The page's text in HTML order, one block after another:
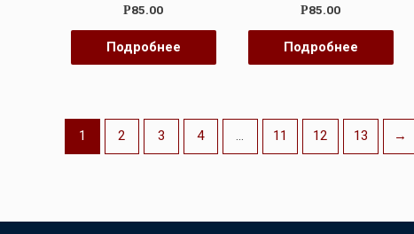
Оценка
из
5
Р85.00
Подробнее
Оценка
из
5
Р85.00
Подробнее
1 2 3 4 … 11 12 13 →